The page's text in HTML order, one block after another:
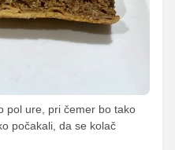
pol ure, pri čemer bo tako
počakali, da se kolač